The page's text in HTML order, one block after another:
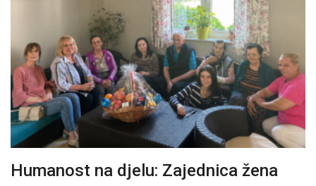
Humanost na djelu: Zajednica žena